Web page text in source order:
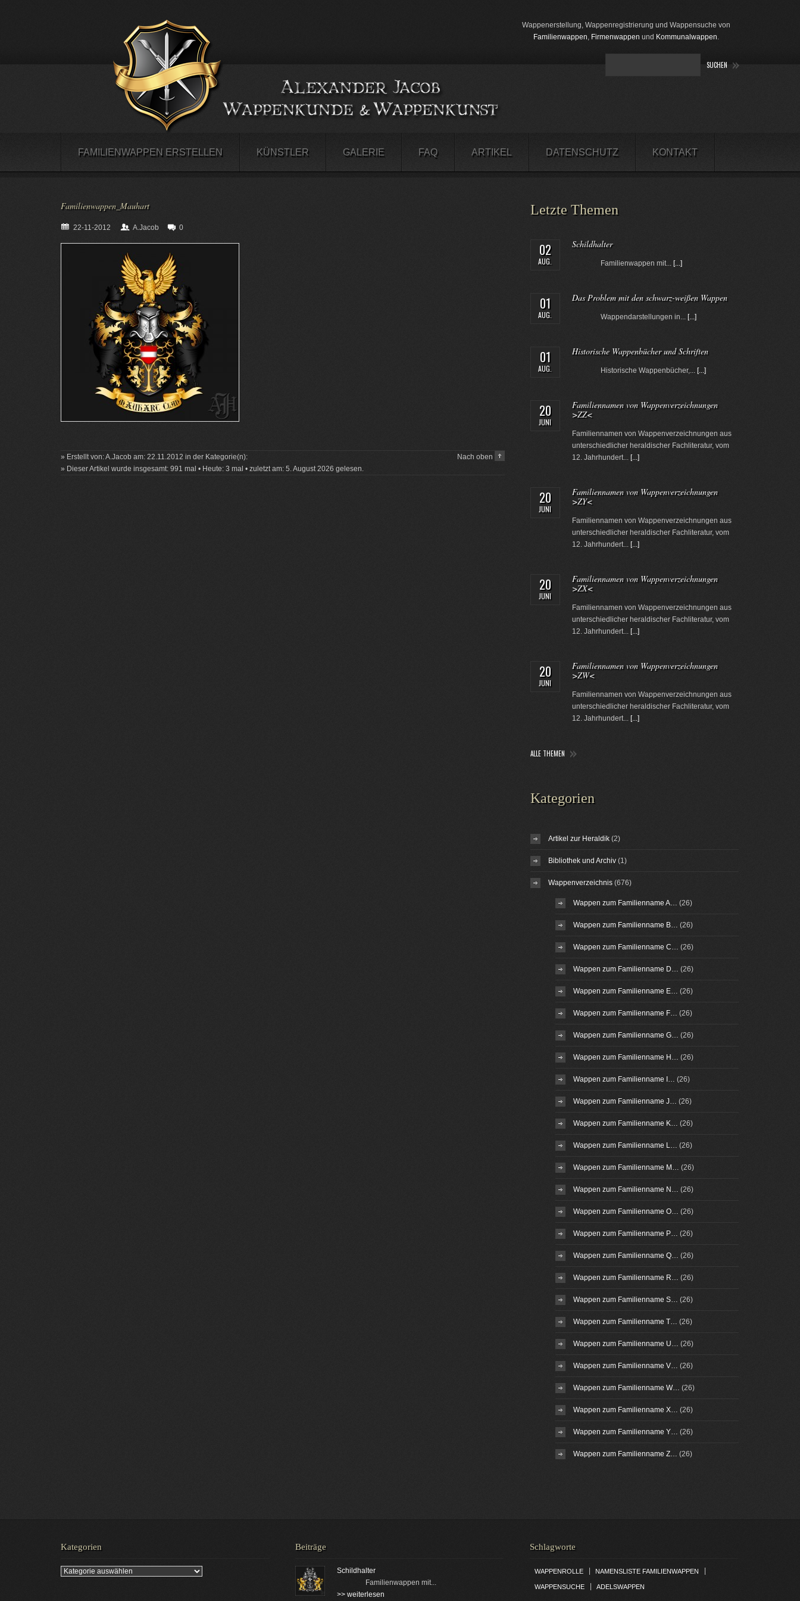
Wappenerstellung, Wappenregistrierung und Wappensuche von
Familienwappen, Firmenwappen und Kommunalwappen.
FAMILIENWAPPEN ERSTELLEN KÜNSTLER GALERIE FAQ ARTIKEL DATENSCHUTZ KONTAKT
Familienwappen_Mauhart
22-11-2012 A.Jacob 0
Nach oben
» Erstellt von: A.Jacob am: 22.11.2012 in der Kategorie(n):
» Dieser Artikel wurde insgesamt: 991 mal • Heute: 3 mal • zuletzt am: 5. August 2026 gelesen.
Letzte Themen
02
AUG.
Schildhalter
Familienwappen mit... [...]
01
AUG.
Das Problem mit den schwarz-weißen Wappen
Wappendarstellungen in... [...]
01
AUG.
Historische Wappenbücher und Schriften
Historische Wappenbücher,... [...]
20
JUNI
Familiennamen von Wappenverzeichnungen
>ZZ<
Familiennamen von Wappenverzeichnungen aus
unterschiedlicher heraldischer Fachliteratur, vom
12. Jahrhundert... [...]
20
JUNI
Familiennamen von Wappenverzeichnungen
>ZY<
Familiennamen von Wappenverzeichnungen aus
unterschiedlicher heraldischer Fachliteratur, vom
12. Jahrhundert... [...]
20
JUNI
Familiennamen von Wappenverzeichnungen
>ZX<
Familiennamen von Wappenverzeichnungen aus
unterschiedlicher heraldischer Fachliteratur, vom
12. Jahrhundert... [...]
20
JUNI
Familiennamen von Wappenverzeichnungen
>ZW<
Familiennamen von Wappenverzeichnungen aus
unterschiedlicher heraldischer Fachliteratur, vom
12. Jahrhundert... [...]
ALLE THEMEN
Kategorien
Artikel zur Heraldik(2)
Bibliothek und Archiv(1)
Wappenverzeichnis(676)
Wappen zum Familienname A… (26)
Wappen zum Familienname B… (26)
Wappen zum Familienname C… (26)
Wappen zum Familienname D… (26)
Wappen zum Familienname E… (26)
Wappen zum Familienname F… (26)
Wappen zum Familienname G… (26)
Wappen zum Familienname H… (26)
Wappen zum Familienname I… (26)
Wappen zum Familienname J… (26)
Wappen zum Familienname K… (26)
Wappen zum Familienname L… (26)
Wappen zum Familienname M… (26)
Wappen zum Familienname N… (26)
Wappen zum Familienname O… (26)
Wappen zum Familienname P… (26)
Wappen zum Familienname Q… (26)
Wappen zum Familienname R… (26)
Wappen zum Familienname S… (26)
Wappen zum Familienname T… (26)
Wappen zum Familienname U… (26)
Wappen zum Familienname V… (26)
Wappen zum Familienname W… (26)
Wappen zum Familienname X… (26)
Wappen zum Familienname Y… (26)
Wappen zum Familienname Z… (26)
Kategorien
Kategorien
Beiträge
Schildhalter
Familienwappen mit...
>> weiterlesen
Schlagworte
WAPPENROLLE NAMENSLISTE FAMILIENWAPPEN
WAPPENSUCHE ADELSWAPPEN